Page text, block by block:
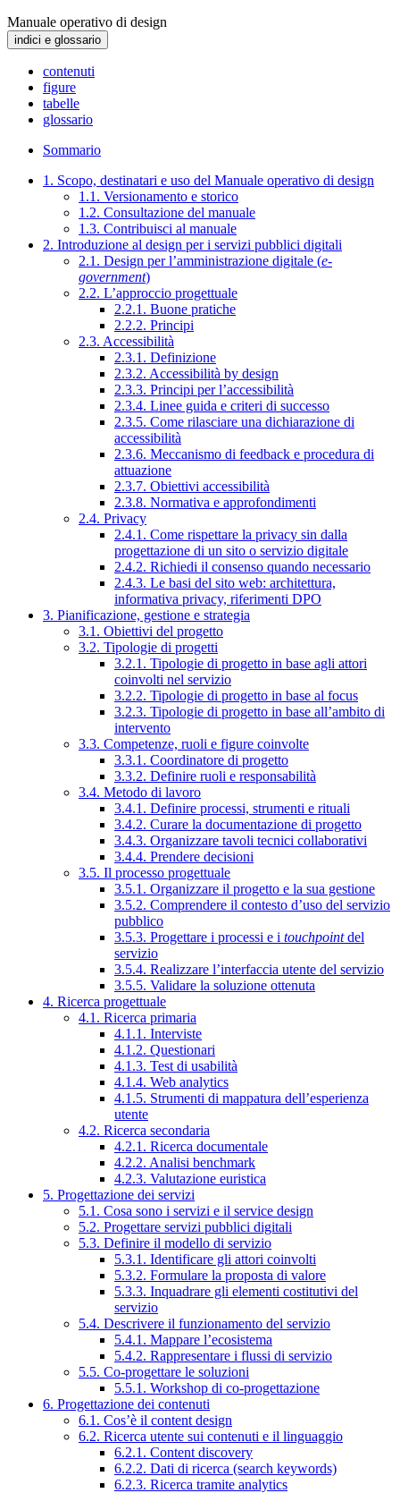
Manuale operativo di design
indici e glossario
contenuti
figure
tabelle
glossario
Sommario
1. Scopo, destinatari e uso del Manuale operativo di design
1.1. Versionamento e storico
1.2. Consultazione del manuale
1.3. Contribuisci al manuale
2. Introduzione al design per i servizi pubblici digitali
2.1. Design per l’amministrazione digitale (e-
government)
2.2. L’approccio progettuale
2.2.1. Buone pratiche
2.2.2. Principi
2.3. Accessibilità
2.3.1. Definizione
2.3.2. Accessibilità by design
2.3.3. Principi per l’accessibilità
2.3.4. Linee guida e criteri di successo
2.3.5. Come rilasciare una dichiarazione di
accessibilità
2.3.6. Meccanismo di feedback e procedura di
attuazione
2.3.7. Obiettivi accessibilità
2.3.8. Normativa e approfondimenti
2.4. Privacy
2.4.1. Come rispettare la privacy sin dalla
progettazione di un sito o servizio digitale
2.4.2. Richiedi il consenso quando necessario
2.4.3. Le basi del sito web: architettura,
informativa privacy, riferimenti DPO
3. Pianificazione, gestione e strategia
3.1. Obiettivi del progetto
3.2. Tipologie di progetti
3.2.1. Tipologie di progetto in base agli attori
coinvolti nel servizio
3.2.2. Tipologie di progetto in base al focus
3.2.3. Tipologie di progetto in base all’ambito di
intervento
3.3. Competenze, ruoli e figure coinvolte
3.3.1. Coordinatore di progetto
3.3.2. Definire ruoli e responsabilità
3.4. Metodo di lavoro
3.4.1. Definire processi, strumenti e rituali
3.4.2. Curare la documentazione di progetto
3.4.3. Organizzare tavoli tecnici collaborativi
3.4.4. Prendere decisioni
3.5. Il processo progettuale
3.5.1. Organizzare il progetto e la sua gestione
3.5.2. Comprendere il contesto d’uso del servizio
pubblico
3.5.3. Progettare i processi e i touchpointdel
servizio
3.5.4. Realizzare l’interfaccia utente del servizio
3.5.5. Validare la soluzione ottenuta
4. Ricerca progettuale
4.1. Ricerca primaria
4.1.1. Interviste
4.1.2. Questionari
4.1.3. Test di usabilità
4.1.4. Web analytics
4.1.5. Strumenti di mappatura dell’esperienza
utente
4.2. Ricerca secondaria
4.2.1. Ricerca documentale
4.2.2. Analisi benchmark
4.2.3. Valutazione euristica
5. Progettazione dei servizi
5.1. Cosa sono i servizi e il service design
5.2. Progettare servizi pubblici digitali
5.3. Definire il modello di servizio
5.3.1. Identificare gli attori coinvolti
5.3.2. Formulare la proposta di valore
5.3.3. Inquadrare gli elementi costitutivi del
servizio
5.4. Descrivere il funzionamento del servizio
5.4.1. Mappare l’ecosistema
5.4.2. Rappresentare i flussi di servizio
5.5. Co-progettare le soluzioni
5.5.1. Workshop di co-progettazione
6. Progettazione dei contenuti
6.1. Cos’è il content design
6.2. Ricerca utente sui contenuti e il linguaggio
6.2.1. Content discovery
6.2.2. Dati di ricerca (search keywords)
6.2.3. Ricerca tramite analytics